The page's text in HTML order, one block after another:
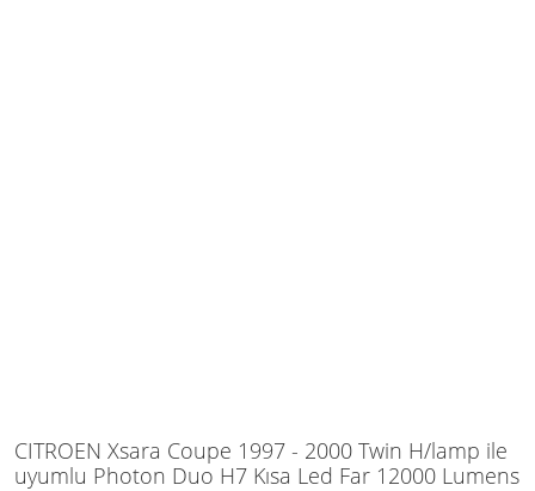
CITROEN Xsara Coupe 1997 - 2000 Twin H/lamp ile
uyumlu Photon Duo H7 Kısa Led Far 12000 Lumens